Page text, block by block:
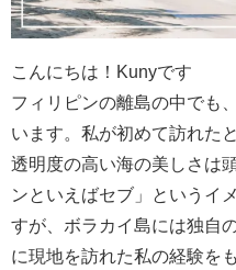
こんにちは！Kunyです
フィリピンの離島の中でも
います。私が初めて訪れた
透明度の高い海の美しさは
ンといえばセブ」というイ
すが、ボラカイ島には独自
に現地を訪れた私の経験を